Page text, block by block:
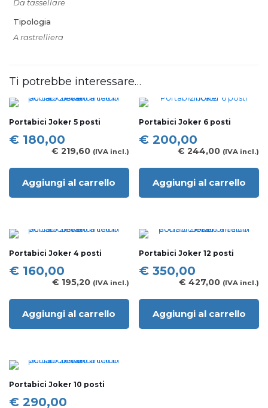
Da tassellare
Tipologia
A rastrelliera
Ti potrebbe interessare…
Portabici Joker 5 posti
€ 180,00
€ 219,60 (IVA incl.)
Aggiungi al carrello
Portabici Joker 6 posti
€ 200,00
€ 244,00 (IVA incl.)
Aggiungi al carrello
Portabici Joker 4 posti
€ 160,00
€ 195,20 (IVA incl.)
Aggiungi al carrello
Portabici Joker 12 posti
€ 350,00
€ 427,00 (IVA incl.)
Aggiungi al carrello
Portabici Joker 10 posti
€ 290,00